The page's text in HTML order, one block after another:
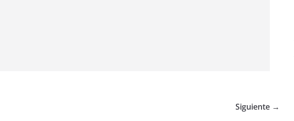
Siguiente →